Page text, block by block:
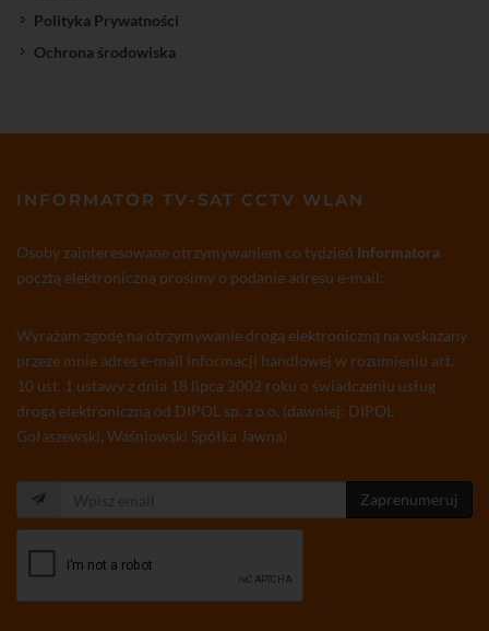
Polityka Prywatności
Ochrona środowiska
INFORMATOR TV-SAT CCTV WLAN
Osoby zainteresowane otrzymywaniem co tydzień Informatora
pocztą elektroniczną prosimy o podanie adresu e-mail:
Wyrażam zgodę na otrzymywanie drogą elektroniczną na wskazany
przeze mnie adres e-mail informacji handlowej w rozumieniu art.
10 ust. 1 ustawy z dnia 18 lipca 2002 roku o świadczeniu usług
drogą elektroniczną od DIPOL sp. z o.o. (dawniej: DIPOL
Gołaszewski, Waśniowski Spółka Jawna)
Zaprenumeruj